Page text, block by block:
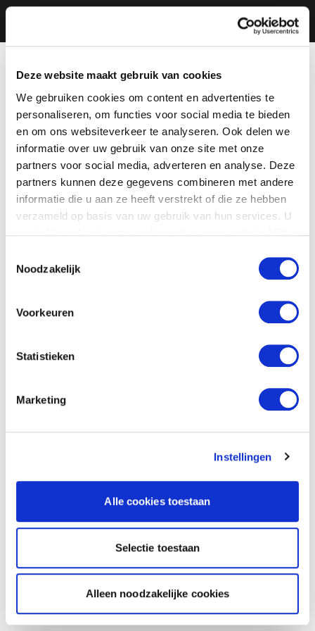
Deze website maakt gebruik van cookies
We gebruiken cookies om content en advertenties te
personaliseren, om functies voor social media te bieden
en om ons websiteverkeer te analyseren. Ook delen we
informatie over uw gebruik van onze site met onze
partners voor social media, adverteren en analyse. Deze
partners kunnen deze gegevens combineren met andere
informatie die u aan ze heeft verstrekt of die ze hebben
verzameld op basis van uw gebruik van hun services. U
Noodzakelijk
Voorkeuren
Statistieken
Marketing
Instellingen
Alle cookies toestaan
Selectie toestaan
Alleen noodzakelijke cookies